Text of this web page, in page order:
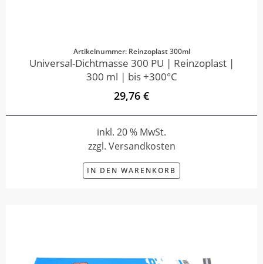
Artikelnummer: Reinzoplast 300ml
Universal-Dichtmasse 300 PU | Reinzoplast |
300 ml | bis +300°C
29,76 €
inkl. 20 % MwSt.
zzgl. Versandkosten
IN DEN WARENKORB